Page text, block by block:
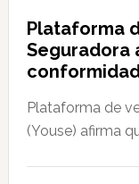
Plataforma
Seguradora
Plataforma de
(Youse) afirma